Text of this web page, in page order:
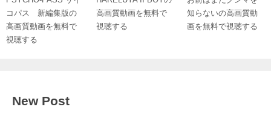
コパス 新編集版の
高画質動画を無料で
視聴する
高画質動画を無料で
視聴する
知らないの高画質動
画を無料で視聴する
New Post